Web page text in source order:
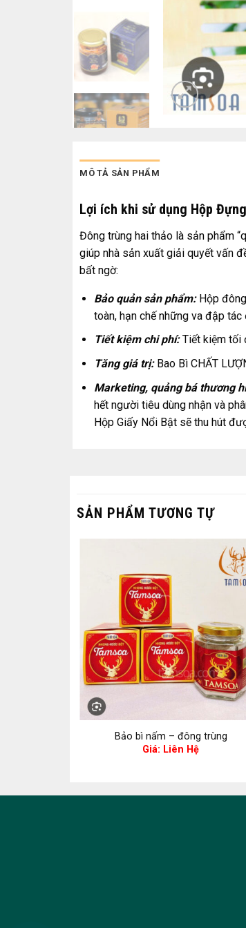
MÔ TẢ SẢN PHẨM
Lợi ích khi sử dụng Hộp
Đông trùng hai thảo là sản phẩm
giúp nhà sản xuất giải quyết vấn
bất ngờ:
Bảo quản sản phẩm:Hộp
toàn, hạn chế những va đập
Tiết kiệm chi phí:Tiết kiệm tối
Tăng giá trị:Bao Bì CHẤT
Marketing, quảng bá thương
hết người tiêu dùng nhận và
Hộp Giấy Nổi Bật sẽ thu hút
SẢN PHẨM TƯƠNG TỰ
Bảo bì nấm – đông trùng
Giá: Liên Hệ